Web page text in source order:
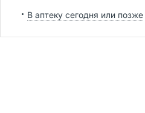
В аптеку сегодня или позже